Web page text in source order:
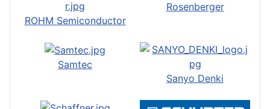
ROHM Semiconductor
Rosenberger
Samtec
Sanyo Denki